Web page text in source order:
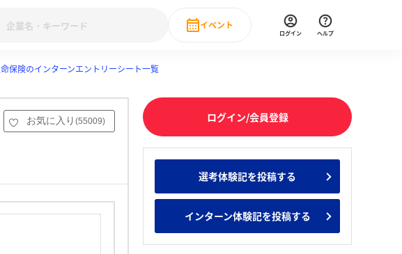
みんなの新卒就職人気企業ランキング みんなのインターン人気企業ランキ
特集
イベント
直近のイベント一覧
もっと見る
ログイン ヘルプ
保険のインターンエントリーシート一覧
お気に入り (55009) ログイン/会員登録
選考体験記を投稿する
インターン体験記を投稿する